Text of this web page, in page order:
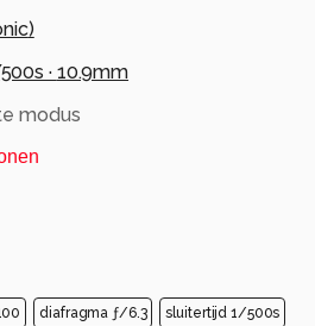
)
· 10.9mm
modus
diafragma ƒ/6.3 sluitertijd 1/500s